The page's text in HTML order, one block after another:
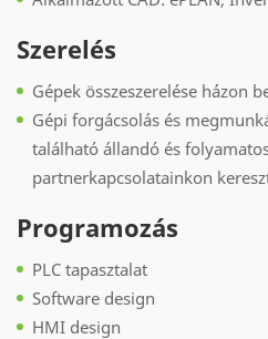
Szerelés
Gépek összeszerelése házon
Gépi forgácsolás és
található állandó és
partnerkapcsolatainkon
Programozás
PLC tapasztalat
Software design
HMI design